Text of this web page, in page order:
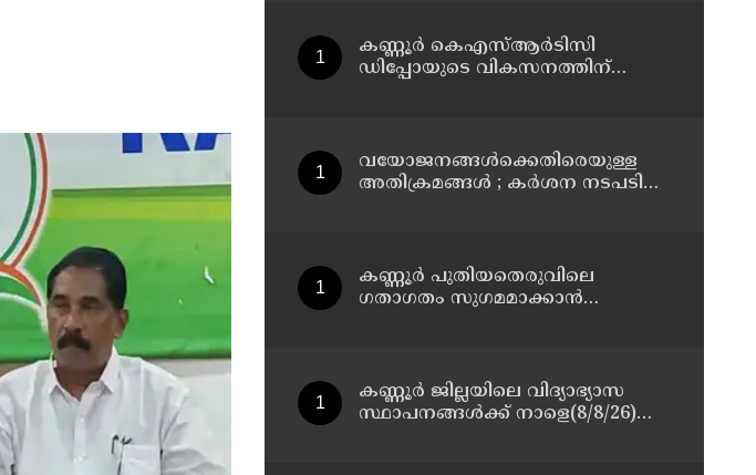
കണ്ണൂർ കെഎസ്ആർടിസി
ഡിപ്പോയുടെ വികസനത്തിന്
വയോജനങ്ങൾക്കെതിരെയുള്ള
അതിക്രമങ്ങൾ ; കർശന നടപടി
കണ്ണൂർ പുതിയതെരുവിലെ
ഗതാഗതം സുഗമമാക്കാന്‍
കണ്ണൂർ ജില്ലയിലെ വിദ്യാഭ്യാസ
സ്ഥാപനങ്ങള്‍ക്ക് നാളെ(8/8/26)